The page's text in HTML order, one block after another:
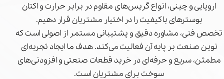
اروپایی و چینی، انواع گریس‌های مقاوم در برابر حرارت و اکتان
بوسترهای باکیفیت را در اختیار مشتریان قرار دهیم.
تخصص فنی، مشاوره دقیق و پشتیبانی مستمر از اصولی است که
نوین صنعت بر پایه آن فعالیت می‌کند. هدف ما ایجاد تجربه‌ای
مطمئن، سریع و حرفه‌ای در خرید قطعات صنعتی و افزودنی‌های
سوخت برای مشتریان است.